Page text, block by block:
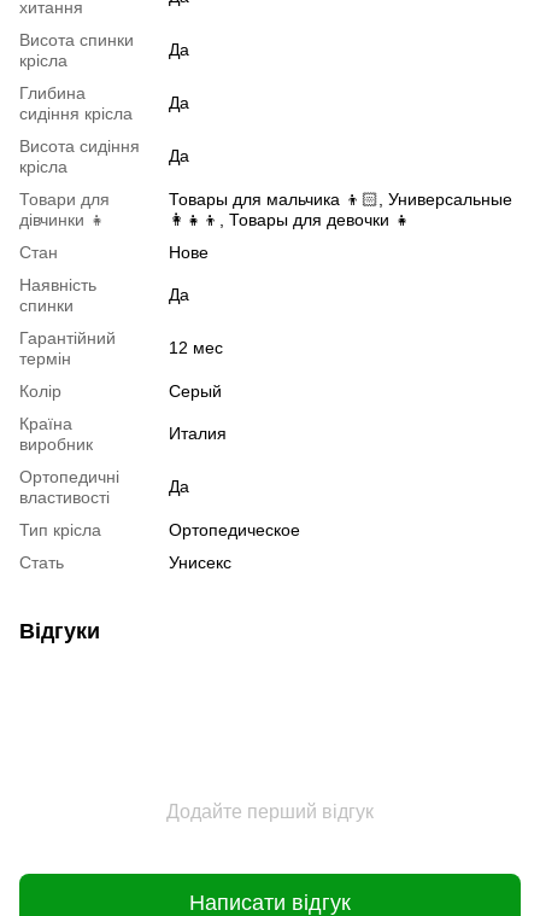
хитання
Висота спинки
крісла
Да
Глибина
сидіння крісла
Да
Висота сидіння
крісла
Да
Товари для
дівчинки 👧
Товары для мальчика 👦🏻, Универсальные
👩👧👦, Товары для девочки 👧
Стан
Нове
Наявність
спинки
Да
Гарантійний
термін
12 мес
Колір
Серый
Країна
виробник
Италия
Ортопедичні
властивості
Да
Тип крісла
Ортопедическое
Стать
Унисекс
Відгуки
Додайте перший відгук
Написати відгук